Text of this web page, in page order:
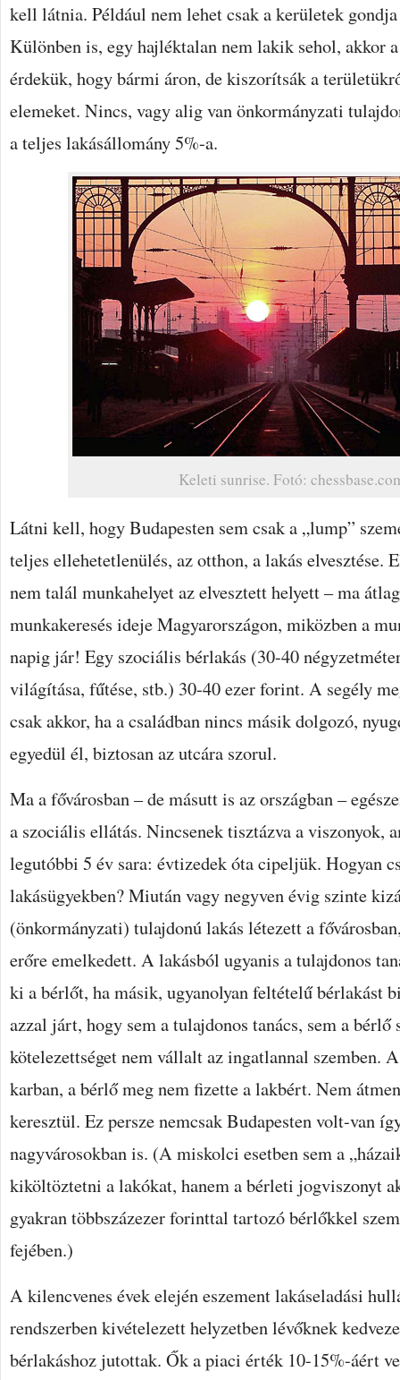
kell látnia. Például nem lehet csak a kerületek
Különben is, egy hajléktalan nem lakik sehol, akkor
érdekük, hogy bármi áron, de kiszorítsák a
elemeket. Nincs, vagy alig van önkormányzati
a teljes lakásállomány 5%-a.
Keleti sunrise. Fotó:
Látni kell, hogy Budapesten sem csak a „lump”
teljes ellehetetlenülés, az otthon, a lakás elvesztése.
nem talál munkahelyet az elvesztett helyett – ma
munkakeresés ideje Magyarországon, miközben a
napig jár! Egy szociális bérlakás (30-40
világítása, fűtése, stb.) 30-40 ezer forint. A segély
csak akkor, ha a családban nincs másik dolgozó,
egyedül él, biztosan az utcára szorul.
Ma a fővárosban – de másutt is az országban –
a szociális ellátás. Nincsenek tisztázva a viszonyok,
legutóbbi 5 év sara: évtizedek óta cipeljük. Hogyan
lakásügyekben? Miután vagy negyven évig szinte
(önkormányzati) tulajdonú lakás létezett a
erőre emelkedett. A lakásból ugyanis a tulajdonos
ki a bérlőt, ha másik, ugyanolyan feltételű bérlakást
azzal járt, hogy sem a tulajdonos tanács, sem a bérlő
kötelezettséget nem vállalt az ingatlannal szemben.
karban, a bérlő meg nem fizette a lakbért. Nem
keresztül. Ez persze nemcsak Budapesten volt-van
nagyvárosokban is. (A miskolci esetben sem a
kiköltöztetni a lakókat, hanem a bérleti jogviszonyt
gyakran többszázezer forinttal tartozó bérlőkkel
fejében.)
A kilencvenes évek elején eszement lakáseladási
rendszerben kivételezett helyzetben lévőknek
bérlakáshoz jutottak. Ők a piaci érték 10-15%-áért